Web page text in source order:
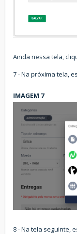
Ainda nessa tela,
7 - Na próxima tela,
IMAGEM 7
8 - Na tela seguinte,